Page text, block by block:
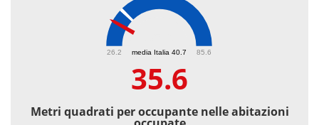
media Italia 40.7
26.2 85.6
35.6
Metri quadrati per occupante nelle abitazioni